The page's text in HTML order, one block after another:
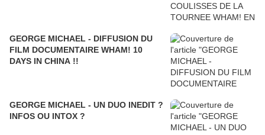
GEORGE MICHAEL - DIFFUSION DU
FILM DOCUMENTAIRE WHAM! 10
DAYS IN CHINA !!
GEORGE MICHAEL - UN DUO INEDIT ?
INFOS OU INTOX ?